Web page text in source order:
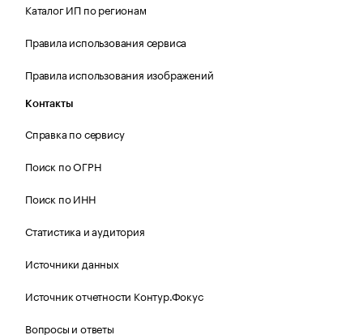
Каталог ИП по регионам
Правила использования сервиса
Правила использования изображений
Контакты
Справка по сервису
Поиск по ОГРН
Поиск по ИНН
Статистика и аудитория
Источники данных
Источник отчетности Контур.Фокус
Вопросы и ответы